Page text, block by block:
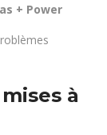
+ Power
à